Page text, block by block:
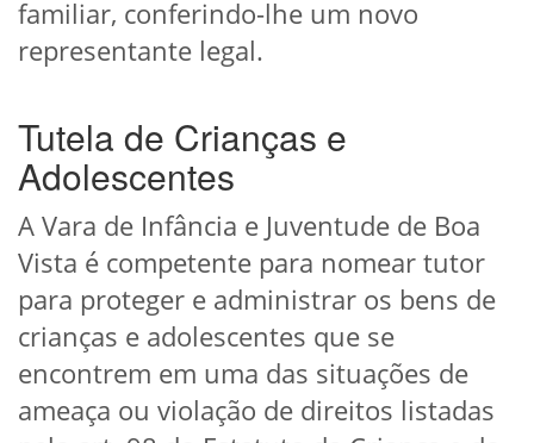
familiar, conferindo-lhe um novo
representante legal.
Tutela de Crianças e
Adolescentes
A Vara de Infância e Juventude de Boa
Vista é competente para nomear tutor
para proteger e administrar os bens de
crianças e adolescentes que se
encontrem em uma das situações de
ameaça ou violação de direitos listadas